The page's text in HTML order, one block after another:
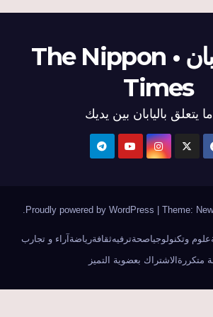
مجلة اليابان • The Nippon
Times
يتعلق باليابان بين يديك
Proudly powered by WordPress Theme:
.
علوم وتكنولوجياصحةترفيهثقافةرياضةآراء و تجارب
متكررة الاشتراك بعضوية التميز